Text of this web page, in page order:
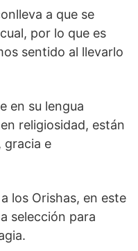
a que se
por lo que es
sentido al llevarlo
en su lengua
religiosidad, están
gracia e
los Orishas, en este
selección para